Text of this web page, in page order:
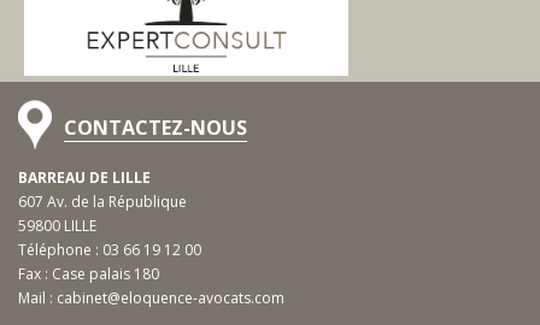
CONTACTEZ-NOUS
BARREAU DE LILLE
607 Av. de la République
59800 LILLE
Téléphone : 03 66 19 12 00
Fax : Case palais 180
Mail : cabinet@eloquence-avocats.com